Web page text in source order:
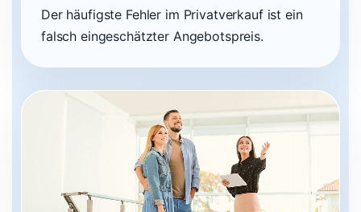
Der häufigste Fehler im Privatverkauf ist ein
falsch eingeschätzter Angebotspreis.